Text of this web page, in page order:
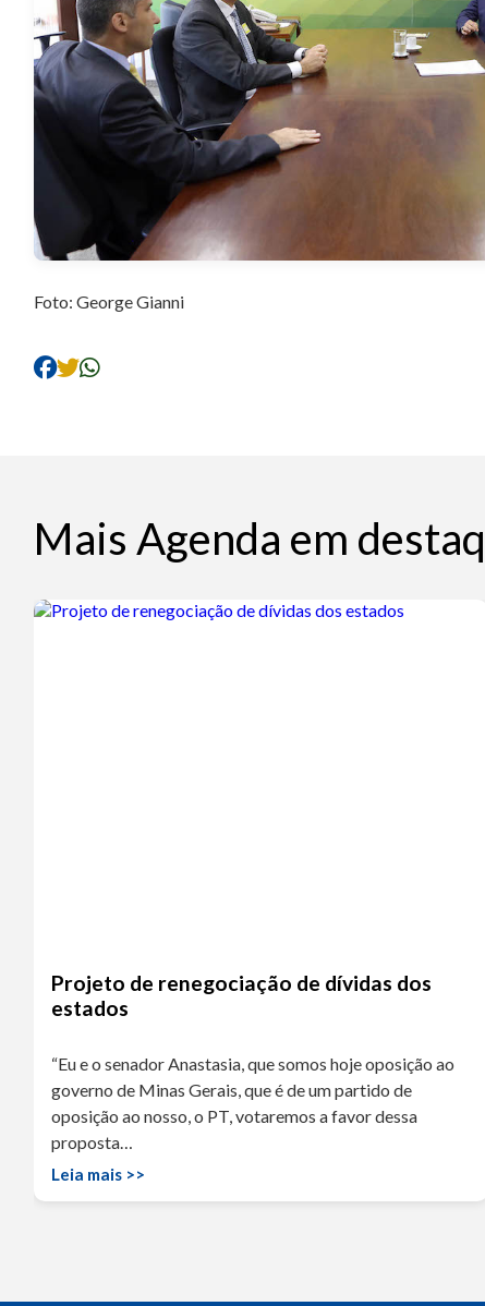
Foto: George Gianni
Mais Agenda em
Projeto de renegociação de dívidas dos
estados
“Eu e o senador Anastasia, que somos hoje oposição ao
governo de Minas Gerais, que é de um partido de
oposição ao nosso, o PT, votaremos a favor dessa
proposta…
Leia mais >>